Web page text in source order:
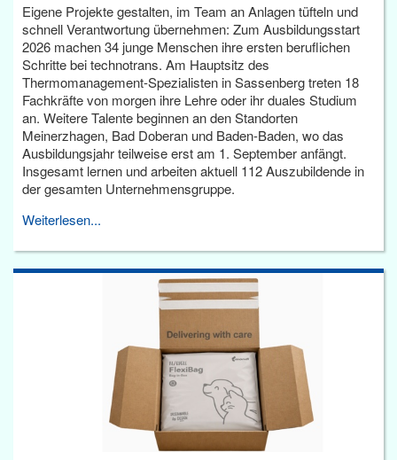
Eigene Projekte gestalten, im Team an Anlagen tüfteln und
schnell Verantwortung übernehmen: Zum Ausbildungsstart
2026 machen 34 junge Menschen ihre ersten beruflichen
Schritte bei technotrans. Am Hauptsitz des
Thermomanagement-Spezialisten in Sassenberg treten 18
Fachkräfte von morgen ihre Lehre oder ihr duales Studium
an. Weitere Talente beginnen an den Standorten
Meinerzhagen, Bad Doberan und Baden-Baden, wo das
Ausbildungsjahr teilweise erst am 1. September anfängt.
Insgesamt lernen und arbeiten aktuell 112 Auszubildende in
der gesamten Unternehmensgruppe.
Weiterlesen...